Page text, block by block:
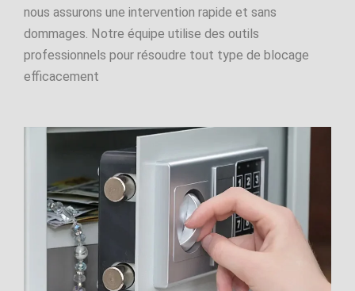
nous assurons une intervention rapide et sans
dommages. Notre équipe utilise des outils
professionnels pour résoudre tout type de blocage
efficacement